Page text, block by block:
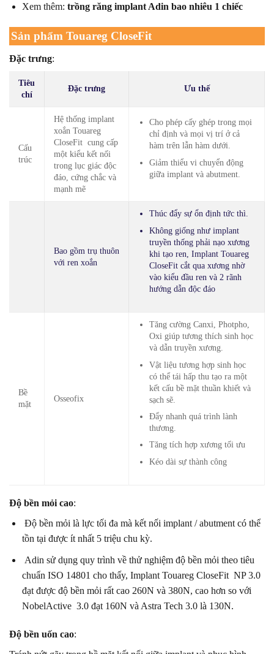
Xem thêm: trồng răng implant Adin bao nhiêu 1 chiếc
Sản phẩm Touareg CloseFit
Đặc trưng:
Tiêu
chí
Đặc trưng Ưu thế
Cấu
trúc
Hệ thống implant
xoắn Touareg
CloseFit cung cấp
một kiểu kết nối
trong lục giác độc
đáo, cứng chắc và
mạnh mẽ
Cho phép cấy ghép trong mọi
chỉ định và mọi vị trí ở cả
hàm trên lẫn hàm dưới.
Giảm thiểu vi chuyển động
giữa implant và abutment.
Bao gồm trụ thuôn
với ren xoắn
Thúc đẩy sự ổn định tức thì.
Không giống như implant
truyền thống phải nạo xương
khi tạo ren, Implant Touareg
CloseFit cắt qua xương nhờ
vào kiểu đầu ren và 2 rãnh
hướng dẫn độc đáo
Bề
mặt
Osseofix
Tăng cường Canxi, Photpho,
Oxi giúp tương thích sinh học
và dẫn truyền xương.
Vật liệu tương hợp sinh học
có thể tái hấp thu tạo ra một
kết cấu bề mặt thuần khiết và
sạch sẽ.
Đẩy nhanh quá trình lành
thương.
Tăng tích hợp xương tối ưu
Kéo dài sự thành công
Độ bền mỏi cao:
Độ bền mỏi là lực tối đa mà kết nối implant / abutment có thể
tồn tại được ít nhất 5 triệu chu kỳ.
Adin sử dụng quy trình về thử nghiệm độ bền mỏi theo tiêu
chuẩn ISO 14801 cho thấy, Implant Touareg CloseFit NP 3.0
đạt được độ bền mỏi rất cao 260N và 380N, cao hơn so với
NobelActive 3.0 đạt 160N và Astra Tech 3.0 là 130N.
Độ bền uốn cao: